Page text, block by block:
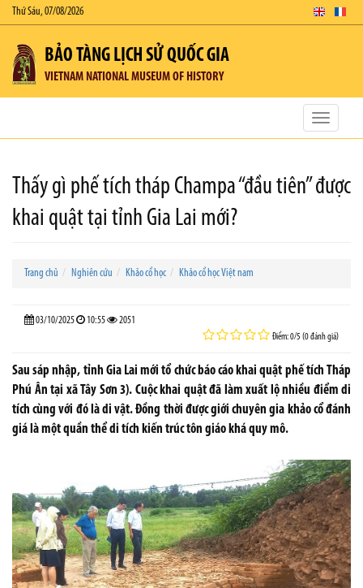
Thứ Sáu, 07/08/2026
BẢO TÀNG LỊCH SỬ QUỐC GIA
VIETNAM NATIONAL MUSEUM OF HISTORY
Toggle
Thấy gì phế tích tháp Champa “đầu tiên” được
khai quật tại tỉnh Gia Lai mới?
Trang chủ Nghiên cứu Khảo cổ học Khảo cổ học Việt nam
03/10/2025 10:55 2051
Điểm: 0/5 (0 đánh giá)
Sau sáp nhập, tỉnh Gia Lai mới tổ chức báo cáo khai quật phế tích Tháp
Phú Ân tại xã Tây Sơn 3). Cuộc khai quật đã làm xuất lộ nhiều điểm di
tích cùng với đó là di vật. Đồng thời được giới chuyên gia khảo cổ đánh
giá là một quần thể di tích kiến trúc tôn giáo khá quy mô.